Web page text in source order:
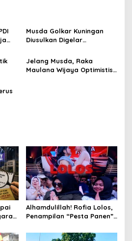
Musda Golkar Kuningan
Diusulkan Digelar
Mulai Matangkan Persiapan
Jelang Musda, Raka
Maulana Wijaya Optimistis
Alhamdulillah! Rofia Lolos,
Penampilan “Pesta Panen”
Manis